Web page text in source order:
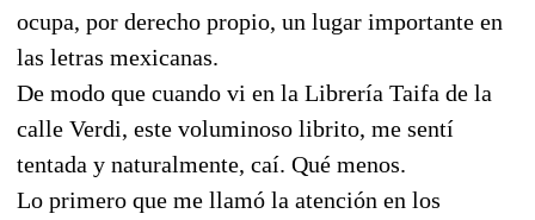
ocupa, por derecho propio, un lugar importante en
las letras mexicanas.
De modo que cuando vi en la Librería Taifa de la
calle Verdi, este voluminoso librito, me sentí
tentada y naturalmente, caí. Qué menos.
Lo primero que me llamó la atención en los